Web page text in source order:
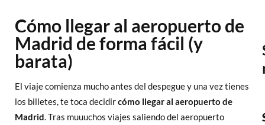
Cómo llegar al aeropuerto de
Madrid de forma fácil (y
barata)
El viaje comienza mucho antes del despegue y una vez tienes
los billetes, te toca decidircómo llegar al aeropuerto de
Madrid. Tras muuuchos viajes saliendo del aeropuerto